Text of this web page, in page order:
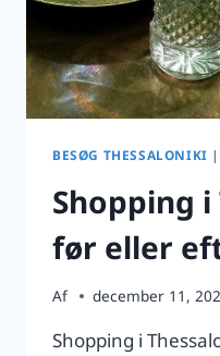
BESØG THESSALONIKI |
Shopping
før eller
Af december 11,
Shopping i